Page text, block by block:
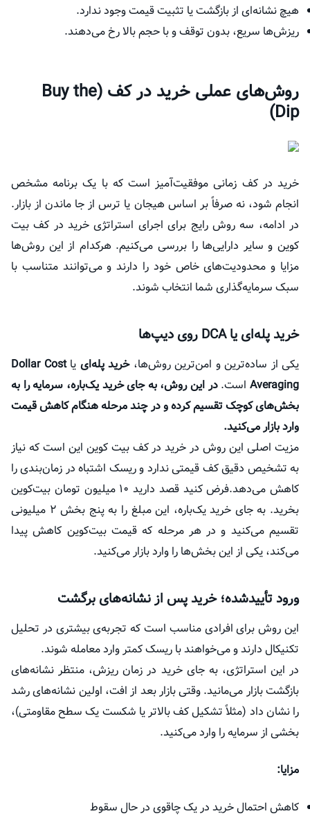
هیچ نشانه‌ای از بازگشت یا تثبیت قیمت وجود ندارد.
ریزش‌ها سریع، بدون توقف و با حجم بالا رخ می‌دهند.
روش‌های عملی خرید در کف (Buy the
Dip)
خرید در کف زمانی موفقیت‌آمیز است که با یک برنامه مشخص
انجام شود، نه صرفاً بر اساس هیجان یا ترس از جا ماندن از بازار.
در ادامه، سه روش رایج برای اجرای استراتژی خرید در کف بیت
کوین و سایر دارایی‌ها را بررسی می‌کنیم. هرکدام از این روش‌ها
مزایا و محدودیت‌های خاص خود را دارند و می‌توانند متناسب با
سبک سرمایه‌گذاری شما انتخاب شوند.
خرید پله‌ای یا DCA روی دیپ‌ها
یکی از ساده‌ترین و امن‌ترین روش‌ها،خرید پله‌ای یاDollar Cost
Averaging است.در این روش، به جای خرید یک‌باره، سرمایه را به
بخش‌های کوچک تقسیم کرده و در چند مرحله هنگام کاهش قیمت
وارد بازار می‌کنید.
مزیت اصلی این روش در خرید در کف بیت کوین این است که نیاز
به تشخیص دقیق کف قیمتی ندارد و ریسک اشتباه در زمان‌بندی را
کاهش می‌دهد.فرض کنید قصد دارید ۱۰ میلیون تومان بیت‌کوین
بخرید. به جای خرید یک‌باره، این مبلغ را به پنج بخش ۲ میلیونی
تقسیم می‌کنید و در هر مرحله که قیمت بیت‌کوین کاهش پیدا
می‌کند، یکی از این بخش‌ها را وارد بازار می‌کنید.
ورود تأییدشده؛ خرید پس از نشانه‌های برگشت
این روش برای افرادی مناسب است که تجربه‌ی بیشتری در تحلیل
تکنیکال دارند و می‌خواهند با ریسک کمتر وارد معامله شوند.
در این استراتژی، به جای خرید در زمان ریزش، منتظر نشانه‌های
بازگشت بازار می‌مانید. وقتی بازار بعد از افت، اولین نشانه‌های رشد
را نشان داد (مثلاً تشکیل کف بالاتر یا شکست یک سطح مقاومتی)،
بخشی از سرمایه را وارد می‌کنید.
مزایا:
کاهش احتمال خرید در یک چاقوی در حال سقوط